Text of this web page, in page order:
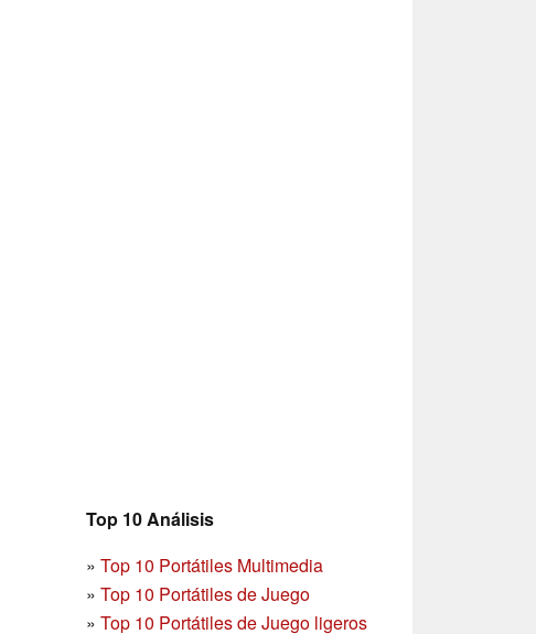
Top 10 Análisis
» Top 10 Portátiles Multimedia
» Top 10 Portátiles de Juego
» Top 10 Portátiles de Juego ligeros